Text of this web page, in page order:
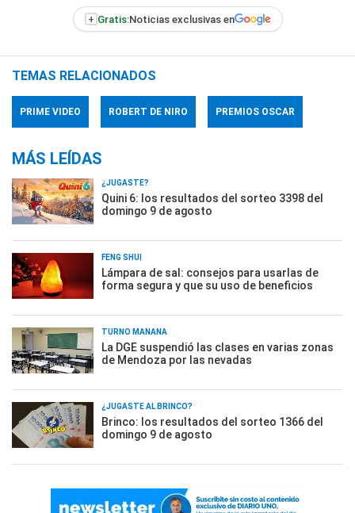
+ Gratis:Noticias exclusivas en
TEMAS RELACIONADOS
PRIME VIDEO ROBERT DE NIRO PREMIOS OSCAR
MÁS LEÍDAS
¿JUGASTE?
Quini 6: los resultados del sorteo 3398 del
domingo 9 de agosto
FENG SHUI
Lámpara de sal: consejos para usarlas de
forma segura y que su uso de beneficios
TURNO MAÑANA
La DGE suspendió las clases en varias zonas
de Mendoza por las nevadas
¿JUGASTE AL BRINCO?
Brinco: los resultados del sorteo 1366 del
domingo 9 de agosto